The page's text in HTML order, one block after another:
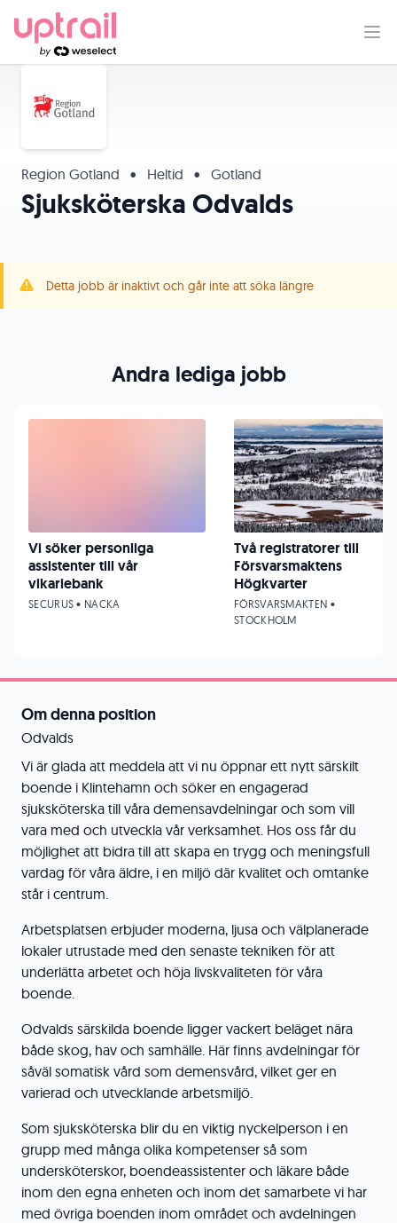
Region Gotland • Heltid • Gotland
Sjuksköterska Odvalds
Detta jobb är inaktivt och går inte att söka längre
Om denna position
Odvalds
Vi är glada att meddela att vi nu öppnar ett nytt särskilt
boende i Klintehamn och söker en engagerad
sjuksköterska till våra demensavdelningar och som vill
vara med och utveckla vår verksamhet. Hos oss får du
möjlighet att bidra till att skapa en trygg och meningsfull
vardag för våra äldre, i en miljö där kvalitet och omtanke
står i centrum.
Arbetsplatsen erbjuder moderna, ljusa och välplanerade
lokaler utrustade med den senaste tekniken för att
underlätta arbetet och höja livskvaliteten för våra
boende.
Odvalds särskilda boende ligger vackert beläget nära
både skog, hav och samhälle. Här finns avdelningar för
såväl somatisk vård som demensvård, vilket ger en
varierad och utvecklande arbetsmiljö.
Som sjuksköterska blir du en viktig nyckelperson i en
grupp med många olika kompetenser så som
undersköterskor, boendeassistenter och läkare både
inom den egna enheten och inom det samarbete vi har
med övriga boenden inom området och avdelningen
Andra lediga jobb
Vi söker personliga
assistenter till vår
vikariebank
SECURUS • NACKA
Två registratorer till
Försvarsmaktens
Högkvarter
FÖRSVARSMAKTEN •
STOCKHOLM